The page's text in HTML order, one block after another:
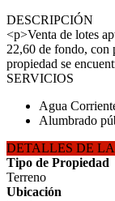
DESCRIPCIÓN
<p>Venta de lotes
22,60 de fondo, con
propiedad se
SERVICIOS
Agua
Alumbrado
DETALLES DE
Tipo de Propiedad
Terreno
Ubicación